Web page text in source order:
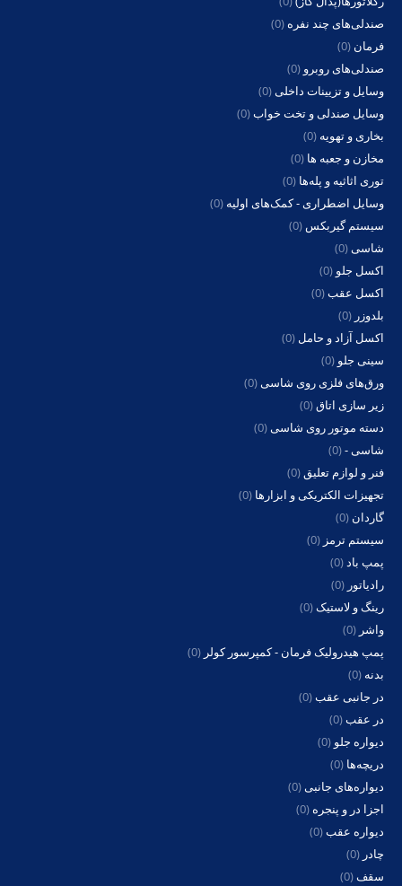
صندلی‌های چند نفره (0)
فرمان (0)
صندلی‌های روبرو (0)
وسایل و تزیینات داخلی(0)
وسایل صندلی و تخت خواب(0)
بخاری و تهویه (0)
مخازن و جعبه ها (0)
توری اثاثیه و پله‌ها (0)
وسایل اضطراری - کمک‌های اولیه (0)
سیستم گیربکس (0)
شاسی(0)
اکسل جلو (0)
اکسل عقب(0)
بلدوزر (0)
اکسل آزاد و حامل (0)
سینی جلو (0)
ورق‌های فلزی روی شاسی(0)
زیر سازی اتاق(0)
دسته موتور روی شاسی(0)
شاسی -(0)
فنر و لوازم تعلیق(0)
تجهیزات الکتریکی و ابزارها (0)
گاردان (0)
سیستم ترمز (0)
پمپ باد(0)
رادیاتور (0)
رینگ و لاستیک(0)
واشر (0)
پمپ هیدرولیک فرمان - کمپرسور کولر (0)
بدنه (0)
در جانبی عقب(0)
در عقب(0)
دیواره جلو (0)
دریچه‌ها (0)
دیواره‌های جانبی(0)
اجزا در و پنجره (0)
دیواره عقب(0)
چادر (0)
سقف(0)